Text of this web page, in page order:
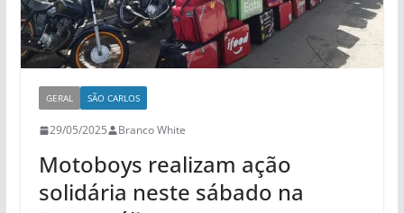
GERAL SÃO CARLOS
29/05/2025 Branco White
Motoboys realizam ação
solidária neste sábado na